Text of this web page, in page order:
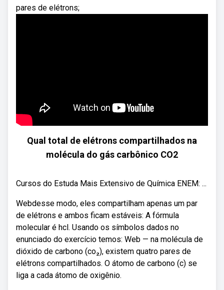
pares de elétrons;
Qual total de elétrons compartilhados na
molécula do gás carbônico CO2
Cursos do Estuda Mais Extensivo de Química ENEM: ...
Webdesse modo, eles compartilham apenas um par
de elétrons e ambos ficam estáveis: A fórmula
molecular é hcl. Usando os símbolos dados no
enunciado do exercício temos: Web — na molécula de
dióxido de carbono (co₂), existem quatro pares de
elétrons compartilhados. O átomo de carbono (c) se
liga a cada átomo de oxigênio.